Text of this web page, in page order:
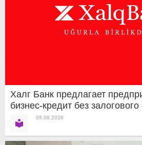
Халг Банк предлагает
бизнес-кредит без
05.08.2026